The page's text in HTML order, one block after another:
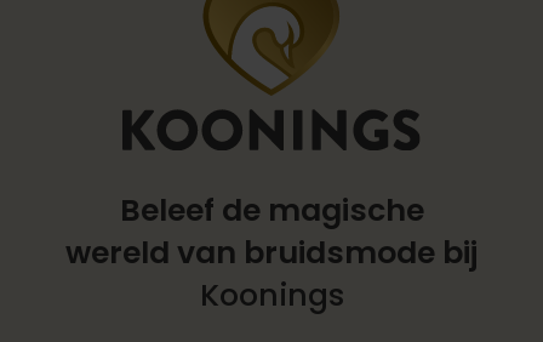
Beleef de magische
wereld van bruidsmode bij
Koonings